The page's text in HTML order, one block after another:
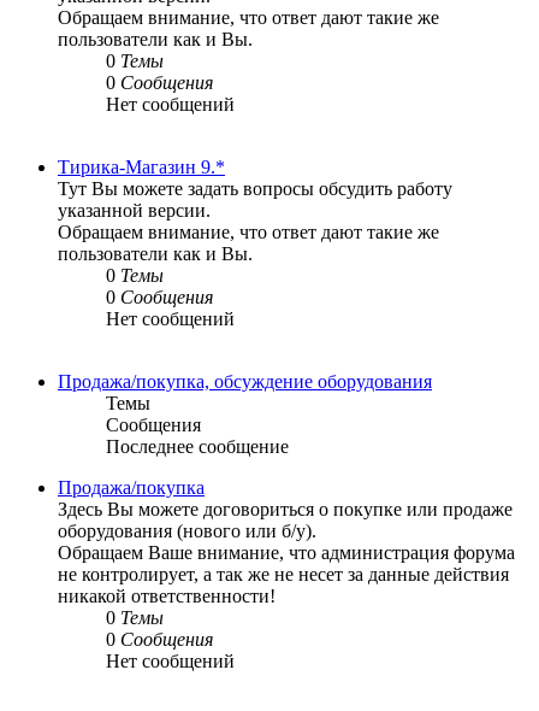
Обращаем внимание, что ответ дают такие же
пользователи как и Вы.
0 Темы
0 Сообщения
Нет сообщений
Тирика-Магазин 9.*
Тут Вы можете задать вопросы обсудить работу
указанной версии.
Обращаем внимание, что ответ дают такие же
пользователи как и Вы.
0 Темы
0 Сообщения
Нет сообщений
Продажа/покупка, обсуждение оборудования
Темы
Сообщения
Последнее сообщение
Продажа/покупка
Здесь Вы можете договориться о покупке или продаже
оборудования (нового или б/у).
Обращаем Ваше внимание, что администрация форума
не контролирует, а так же не несет за данные действия
никакой ответственности!
0 Темы
0 Сообщения
Нет сообщений